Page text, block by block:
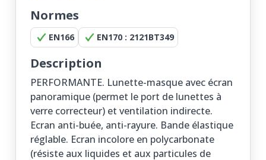
Normes
EN166 EN170 : 2121BT349
Description
PERFORMANTE. Lunette-masque avec écran
panoramique (permet le port de lunettes à
verre correcteur) et ventilation indirecte.
Ecran anti-buée, anti-rayure. Bande élastique
réglable. Ecran incolore en polycarbonate
(résiste aux liquides et aux particules de